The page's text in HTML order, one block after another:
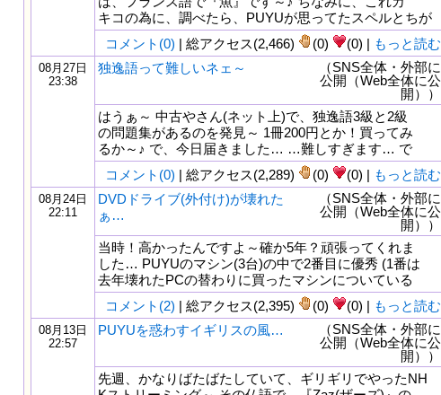
キコの為に、調べたら、PUYUが思ってたスペルとちが
コメント(0) | 総アクセス(2,466) (0) (0) | もっと読む
08月27日
23:38
独逸語って難しいネェ～
（SNS全体・外部に
公開（Web全体に公
開））
はうぁ～ 中古やさん(ネット上)で、独逸語3級と2級
の問題集があるのを発見～ 1冊200円とか！買ってみ
るか～♪ で、今日届きました… …難しすぎます… で
コメント(0) | 総アクセス(2,289) (0) (0) | もっと読む
08月24日
22:11
DVDドライブ(外付け)が壊れた
ぁ…
（SNS全体・外部に
公開（Web全体に公
開））
当時！高かったんですよ～確か5年？頑張ってくれま
した… PUYUのマシン(3台)の中で2番目に優秀 (1番は
去年壊れたPCの替わりに買ったマシンについている
コメント(2) | 総アクセス(2,395) (0) (0) | もっと読む
08月13日
22:57
PUYUを惑わすイギリスの風…
（SNS全体・外部に
公開（Web全体に公
開））
先週、かなりばたばたしていて、ギリギリでやったNH